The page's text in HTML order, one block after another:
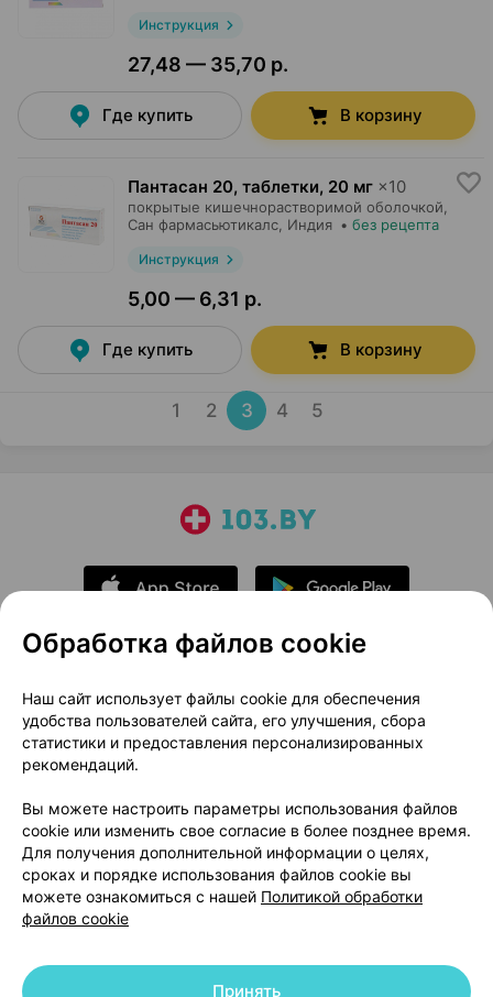
Инструкция
27,48 — 35,70 р.
Где купить В корзину
Пантасан 20, таблетки, 20 мг ×10
покрытые кишечнорастворимой оболочкой,
Сан фармасьютикалс , Индия • без рецепта
Инструкция
5,00 — 6,31 р.
Где купить В корзину
1 2 3 4 5
О проекте
Новости проекта
Размещение рекламы
Медицинский маркетинг
Публичный договор
Доставка
Способы оплаты
Вакансии
Партнеры
Написать руководителю 103.by
Написать в поддержку
Персональные настройки Cookie
Обработка файлов cookie
Наш сайт использует файлы cookie для обеспечения
удобства пользователей сайта, его улучшения, сбора
статистики и предоставления персонализированных
рекомендаций.
Вы можете настроить параметры использования файлов
cookie или изменить свое согласие в более позднее время.
Для получения дополнительной информации о целях,
сроках и порядке использования файлов cookie вы
можете ознакомиться с нашей Политикой обработки
файлов cookie
Принять